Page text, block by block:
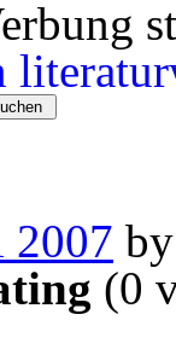
2007 by
(0